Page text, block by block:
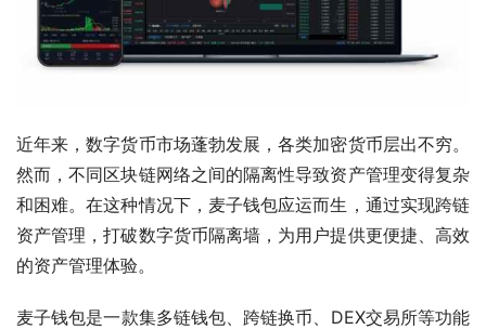
近年来，数字货币市场蓬勃发展，各类加密货币层出不穷。
然而，不同区块链网络之间的隔离性导致资产管理变得复杂
和困难。在这种情况下，麦子钱包应运而生，通过实现跨链
资产管理，打破数字货币隔离墙，为用户提供更便捷、高效
的资产管理体验。
麦子钱包是一款集多链钱包、跨链换币、DEX交易所等功能